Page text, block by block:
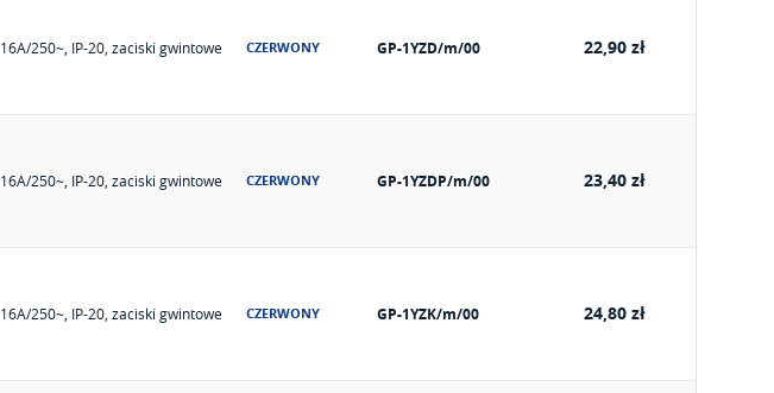
16A/250~, IP-20, zaciski gwintowe CZERWONY GP-1YZD/m/00 22,90 zł
16A/250~, IP-20, zaciski gwintowe CZERWONY GP-1YZDP/m/00 23,40 zł
16A/250~, IP-20, zaciski gwintowe CZERWONY GP-1YZK/m/00 24,80 zł